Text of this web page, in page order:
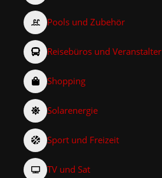
Pools und Zubehör
Reisebüros und Veranstalter
Shopping
Solarenergie
Sport und Freizeit
TV und Sat